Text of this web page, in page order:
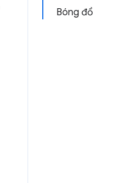
Bóng đổ